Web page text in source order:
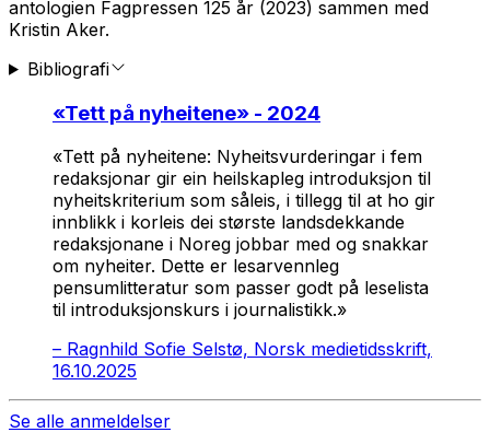
antologien Fagpressen 125 år (2023) sammen med
Kristin Aker.
Bibliografi
«Tett på nyheitene» - 2024
«Tett på nyheitene: Nyheitsvurderingar i fem
redaksjonar gir ein heilskapleg introduksjon til
nyheitskriterium som såleis, i tillegg til at ho gir
innblikk i korleis dei største landsdekkande
redaksjonane i Noreg jobbar med og snakkar
om nyheiter. Dette er lesarvennleg
pensumlitteratur som passer godt på leselista
til introduksjonskurs i journalistikk.»
– Ragnhild Sofie Selstø, Norsk medietidsskrift,
16.10.2025
Se alle anmeldelser